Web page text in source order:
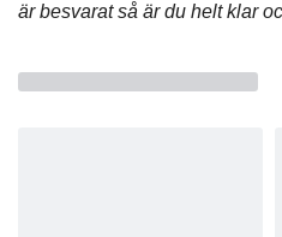
är besvarat så är du helt klar